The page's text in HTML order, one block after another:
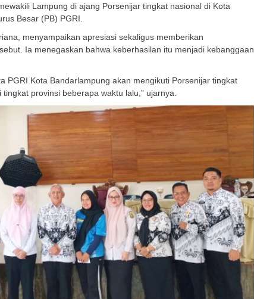
Lampung di ajang Porsenijar tingkat nasional di Kota
Besar (PB) PGRI.
menyampaikan apresiasi sekaligus memberikan
Ia menegaskan bahwa keberhasilan itu menjadi kebanggaan
PGRI Kota Bandarlampung akan mengikuti Porsenijar tingkat
provinsi beberapa waktu lalu,” ujarnya.